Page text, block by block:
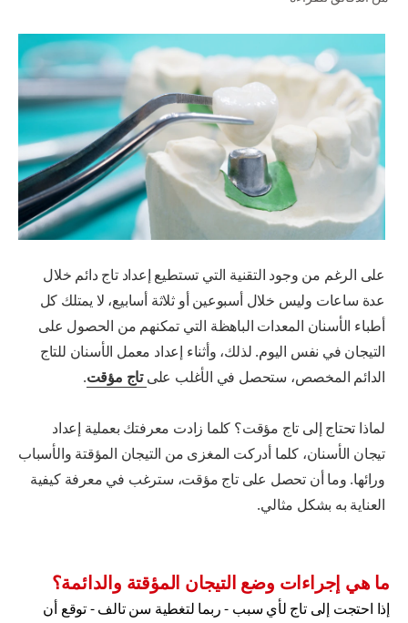
الولايات المتحدة (الإنجليزية)
على الرغم من وجود التقنية التي تستطيع إعداد تاج دائم خلال
عدة ساعات وليس خلال أسبوعين أو ثلاثة أسابيع، لا يمتلك كل
أطباء الأسنان المعدات الباهظة التي تمكنهم من الحصول على
التيجان في نفس اليوم. لذلك، وأثناء إعداد معمل الأسنان للتاج
الدائم المخصص، ستحصل في الأغلب علىتاج مؤقت.
لماذا تحتاج إلى تاج مؤقت؟ كلما زادت معرفتك بعملية إعداد
تيجان الأسنان، كلما أدركت المغزى من التيجان المؤقتة والأسباب
ورائها. وما أن تحصل على تاج مؤقت، سترغب في معرفة كيفية
العناية به بشكل مثالي.
ما هي إجراءات وضع التيجان المؤقتة والدائمة؟
إذا احتجت إلى تاج لأي سبب - ربما لتغطية سن تالف - توقع أن